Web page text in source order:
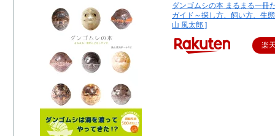
ダンゴムシの本 まるまる一冊
ガイド～探し方、飼い方、生
山 風太郎 ]
楽